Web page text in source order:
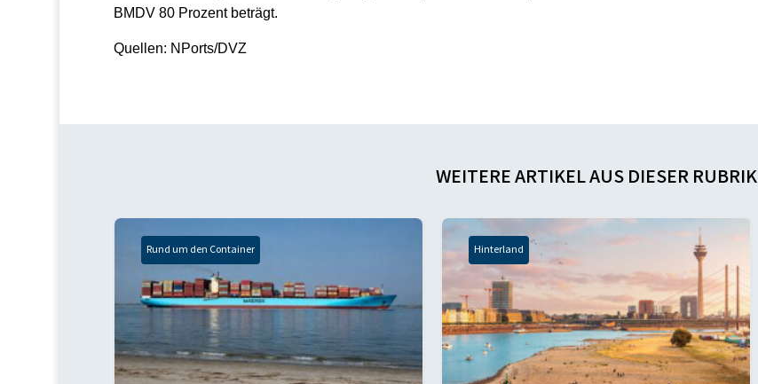
BMDV 80 Prozent beträgt.
Quellen: NPorts/DVZ
WEITERE ARTIKEL AUS DIESER RUBRIK
Rund um den Container Hinterland